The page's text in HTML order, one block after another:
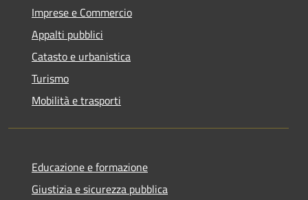
Imprese e Commercio
Appalti pubblici
Catasto e urbanistica
Turismo
Mobilità e trasporti
Educazione e formazione
Giustizia e sicurezza pubblica